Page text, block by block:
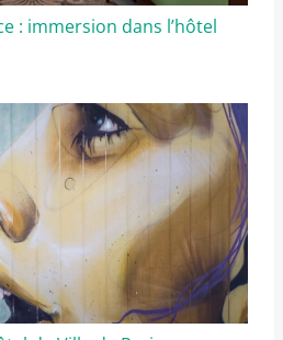
: immersion dans l’hôtel